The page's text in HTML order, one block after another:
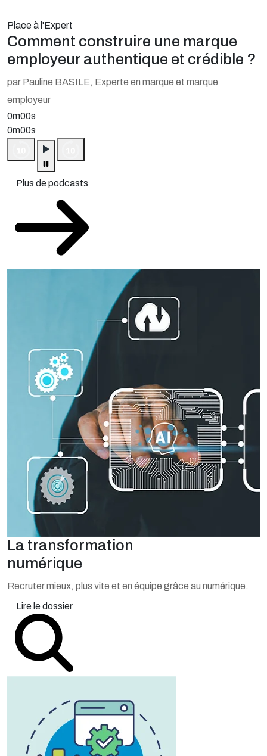
Place à l'Expert
Comment construire une marque
employeur authentique et crédible ?
par Pauline BASILE, Experte en marque et marque
employeur
0m00s
0m00s
Plus de podcasts
La transformation
numérique
Recruter mieux, plus vite et en équipe grâce au numérique.
Lire le dossier